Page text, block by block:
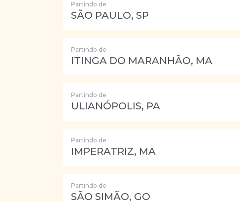
Partindo de
SÃO PAULO, SP
Partindo de
ITINGA DO MARANHÃO, MA
Partindo de
ULIANÓPOLIS, PA
Partindo de
IMPERATRIZ, MA
Partindo de
SÃO SIMÃO, GO